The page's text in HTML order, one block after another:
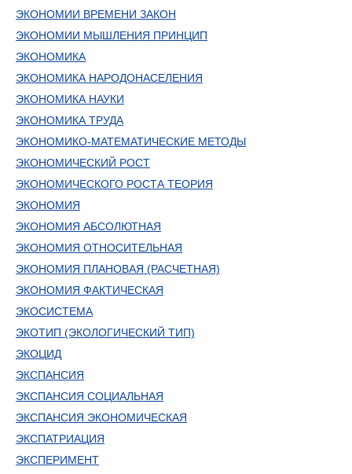
ЭКОНОМИИ ВРЕМЕНИ ЗАКОН
ЭКОНОМИИ МЫШЛЕНИЯ ПРИНЦИП
ЭКОНОМИКА
ЭКОНОМИКА НАРОДОНАСЕЛЕНИЯ
ЭКОНОМИКА НАУКИ
ЭКОНОМИКА ТРУДА
ЭКОНОМИКО-МАТЕМАТИЧЕСКИЕ МЕТОДЫ
ЭКОНОМИЧЕСКИЙ РОСТ
ЭКОНОМИЧЕСКОГО РОСТА ТЕОРИЯ
ЭКОНОМИЯ
ЭКОНОМИЯ АБСОЛЮТНАЯ
ЭКОНОМИЯ ОТНОСИТЕЛЬНАЯ
ЭКОНОМИЯ ПЛАНОВАЯ (РАСЧЕТНАЯ)
ЭКОНОМИЯ ФАКТИЧЕСКАЯ
ЭКОСИСТЕМА
ЭКОТИП (ЭКОЛОГИЧЕСКИЙ ТИП)
ЭКОЦИД
ЭКСПАНСИЯ
ЭКСПАНСИЯ СОЦИАЛЬНАЯ
ЭКСПАНСИЯ ЭКОНОМИЧЕСКАЯ
ЭКСПАТРИАЦИЯ
ЭКСПЕРИМЕНТ